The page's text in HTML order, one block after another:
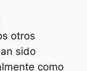
otros
sido
como